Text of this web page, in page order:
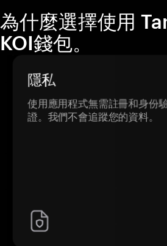
為什麼選擇使用
KOI錢包。
隱私
使用應用程式無需註冊和身份
證。我們不會追蹤您的資料。